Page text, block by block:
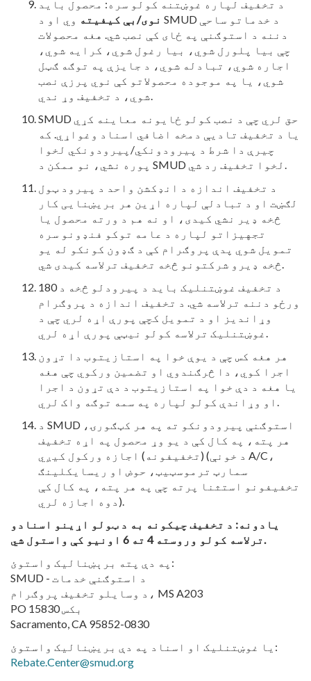
د تخفیف لپاره غوښتنه کولو سره: محصول باید
نوی/بې کیفیته وي او د SMUD د خدماتو ساحې
دننه د استوګنې په ځای کې نصب شي. هغه محصولات
چې بیا پلورل شوي، بیا رغول شوي، کرایه شوي،
اجاره شوي، تبادله شوي، د جایزې په توګه ګټل
شوي، یا په موجوده محصولاتو کې نوي پرزې نصب
شوي، د تخفیف وړ ندي.
SMUD حق لري چې د نصب کولو ځایونه معاینه کړي
یا د تخفیف تادیې دمخه اضافي اسناد وغواړي. که
چیرې دا شرط د پیرودونکي/پیرودونکي لخوا
پوره نشي، نو ممکن د SMUD لخوا تخفیف رد شي.
د تخفیف اندازه د انډکشن واحد د پیرود ټول
لګښت او د تبادلې لپاره اړین هر بریښنایی کار
څخه ډیر نشي کیدی، او نه هم د ورته محصول یا
تجهیزاتو لپاره د عامه توکو فنډونو سره
تمویل شوي پدې پروګرام کې د ګډون کونکو له یو
څخه ډیرو شرکتونو څخه تخفیف ترلاسه کیدی شي.
د تخفیف غوښتنلیک باید د پیرودلو څخه د 180
ورځو دننه ترلاسه شي. د تخفیف اندازه د پروګرام
وړاندیز او د تمویل کچې پورې اړه لري چې د
غوښتنلیک ترلاسه کولو نیټې پورې اړه لري.
هر هغه کس چې د یوې خوا په استازیتوب دا تړون
اجرا کوي، دا څرګندوي او تضمین ورکوي چې هغه
یا هغه د دې خوا په استازیتوب د دې تړون د اجرا
او وړاندې کولو لپاره په سمه توګه واک لري.
د SMUD استوګنې پیرودونکو ته په هر کټګورۍ،
هر پته، په کال کې د یو وړ محصول په اړه تخفیف
(تخفیفونه) اجازه ورکول کیږي (د خونې A/C،
سمارټ ترموسټیټ، حوض او ریسایکلینګ
تخفیفونو استثنا پرته چې په هر پته، په کال کې
دوه اجازه لري).
یادونه: د تخفیف چیکونه به د ټولو اړینو اسنادو
ترلاسه کولو وروسته 4 ته 6 اونیو کې واستول شي.
په دې پته برېښنالیک واستوئ:
SMUD - د استوګنې خدمات
د وسایلو تخفیف پروګرام، MS A203
PO بکس 15830
Sacramento, CA 95852-0830
یا غوښتنلیک او اسناد په دې بریښنالیک واستوئ:
Rebate.Center@smud.org